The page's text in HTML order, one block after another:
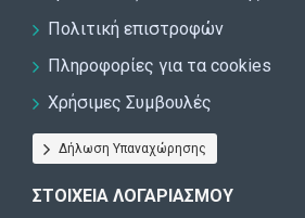
Πολιτική επιστροφών
Πληροφορίες για τα cookies
Χρήσιμες Συμβουλές
Δήλωση Υπαναχώρησης
ΣΤΟΙΧΕΊΑ ΛΟΓΑΡΙΑΣΜΟΎ